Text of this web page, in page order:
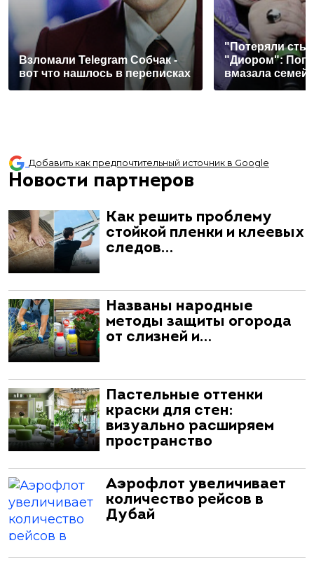
Взломали Telegram Собчак -
вот что нашлось в переписках
"Потеряли
"Диором":
вмазала
Добавить как предпочтительный источник в Google
Новости партнеров
Как решить проблему
стойкой пленки и клеевых
следов…
Названы народные
методы защиты огорода
от слизней и…
Пастельные оттенки
краски для стен:
визуально расширяем
пространство
Аэрофлот увеличивает
количество рейсов в
Дубай